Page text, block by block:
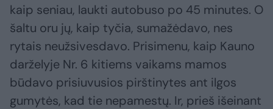
kaip seniau, laukti autobuso po 45 minutes. O
šaltu oru jų, kaip tyčia, sumažėdavo, nes
rytais neužsivesdavo. Prisimenu, kaip Kauno
darželyje Nr. 6 kitiems vaikams mamos
būdavo prisiuvusios pirštinytes ant ilgos
gumytės, kad tie nepamestų. Ir, prieš išeinant